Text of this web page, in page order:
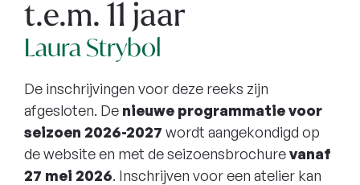
t.e.m. 11 jaar
Laura Strybol
De inschrijvingen voor deze reeks zijn
afgesloten. De nieuwe programmatie voor
seizoen 2026-2027 wordt aangekondigd op
de website en met de seizoensbrochurevanaf
27 mei 2026. Inschrijven voor een atelier kan